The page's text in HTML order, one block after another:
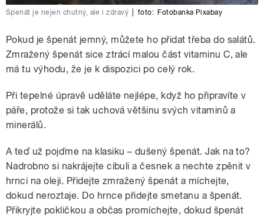
Špenát je nejen chutný, ale i zdravý foto: Fotobanka Pixabay
Pokud je špenát jemný, můžete ho přidat třeba do salátů.
Zmražený špenát sice ztrácí malou část vitaminu C, ale
má tu výhodu, že je k dispozici po celý rok.
Při tepelné úpravě uděláte nejlépe, když ho připravíte v
páře, protože si tak uchová většinu svých vitaminů a
minerálů.
A teď už pojďme na klasiku – dušený špenát. Jak na to?
Nadrobno si nakrájejte cibuli a česnek a nechte zpěnit v
hrnci na oleji. Přidejte zmražený špenát a míchejte,
dokud neroztaje. Do hrnce přidejte smetanu a špenát.
Přikryjte pokličkou a občas promíchejte, dokud špenát